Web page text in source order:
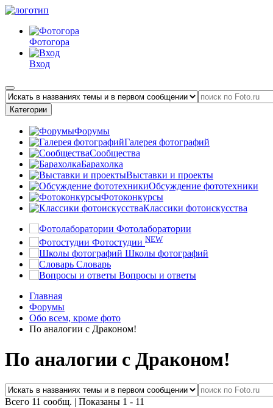
Фотогора
Вход
Категории
Форумы
Галерея фотографий
Сообщества
Барахолка
Выставки и проекты
Обсуждение фототехники
Фотоконкурсы
Классики фотоискусства
Фотолаборатории
Фотостудии NEW
Школы фотографий
Словарь
Вопросы и ответы
Главная
Форумы
Обо всем, кроме фото
По аналогии с Драконом!
По аналогии с Драконом!
Всего 11 сообщ. | Показаны 1 - 11